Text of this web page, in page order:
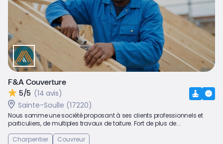
F&A Couverture
5/5 (14 avis)
Sainte-Soulle (17220)
Nous somme une société proposant à ses clients professionnels et
particuliers, de multiples travaux de toiture. Fort de plus de...
Charpentier
Couvreur